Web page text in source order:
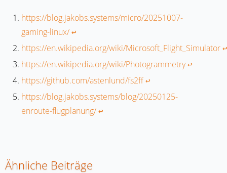
https://blog.jakobs.systems/micro/20251007-
gaming-linux/↩︎
https://en.wikipedia.org/wiki/Microsoft_Flight_Simulator↩︎
https://en.wikipedia.org/wiki/Photogrammetry↩︎
https://github.com/astenlund/fs2ff↩︎
https://blog.jakobs.systems/blog/20250125-
enroute-flugplanung/↩︎
Ähnliche Beiträge